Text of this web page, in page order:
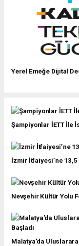
Yerel Emeğe Dijital
Şampiyonlar İETT İle
İzmir İtfaiyesi’ne 13,5
Nevşehir Kültür Yolu
Malatya'da